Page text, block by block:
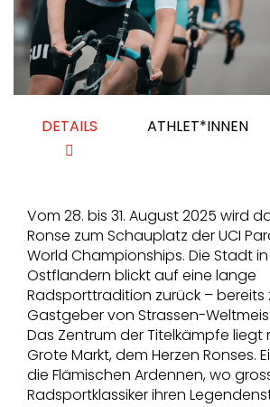
DETAILS ATHLET*INNEN
Vom 28. bis 31. August 2025 wird
Ronse zum Schauplatz der UCI
World Championships. Die Stadt
Ostflandern blickt auf eine lange
Radsporttradition zurück – bereits
Gastgeber von Strassen-
Das Zentrum der Titelkämpfe liegt
Grote Markt, dem Herzen Ronses.
die Flämischen Ardennen, wo
Radsportklassiker ihren